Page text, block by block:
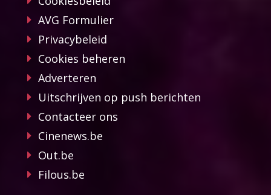
AVG Formulier
Privacybeleid
Cookies beheren
Adverteren
Uitschrijven op push berichten
Contacteer ons
Cinenews.be
Out.be
Filous.be